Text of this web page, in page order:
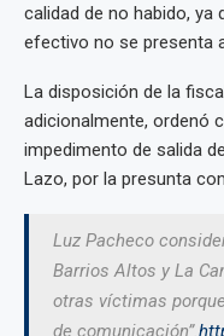
calidad de no habido, ya
efectivo no se presenta
La disposición de la
adicionalmente, ordenó
impedimento de salida
Lazo, por la presunta
Luz Pacheco
Barrios Altos y La
otras víctimas
de comunicación”.